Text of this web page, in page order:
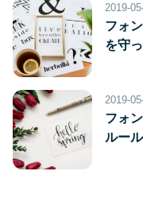
2019-
フォ
を守
2019-
フォ
ルー